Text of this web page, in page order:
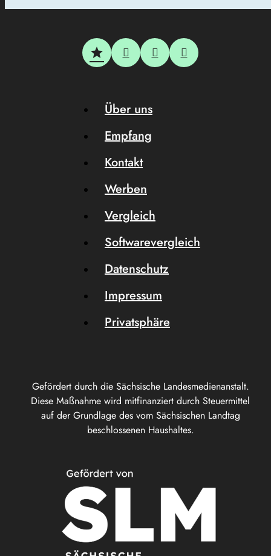
Gefördert durch die Sächsische Landesmedienanstalt.
Diese Maßnahme wird mitfinanziert durch Steuermittel
auf der Grundlage des vom Sächsischen Landtag
beschlossenen Haushaltes.
Über uns
Empfang
Kontakt
Werben
Vergleich
Softwarevergleich
Datenschutz
Impressum
Privatsphäre